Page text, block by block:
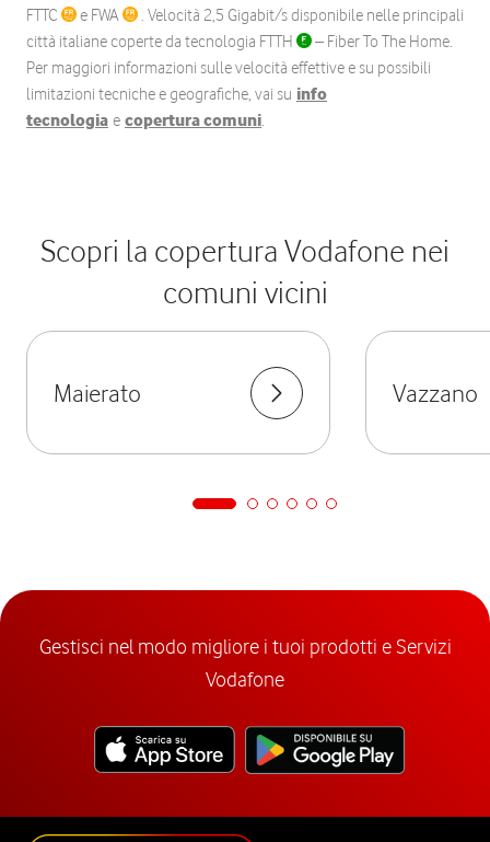
FTTC
e FWA
. Velocità 2,5 Gigabit/s disponibile nelle principali
città italiane coperte da tecnologia FTTH
– Fiber To The Home.
Per maggiori informazioni sulle velocità effettive e su possibili
limitazioni tecniche e geografiche, vai su info
tecnologia e copertura comuni.
Scopri la copertura Vodafone nei
comuni vicini
Maierato Vazzano
Gestisci nel modo migliore i tuoi prodotti e Servizi
Vodafone